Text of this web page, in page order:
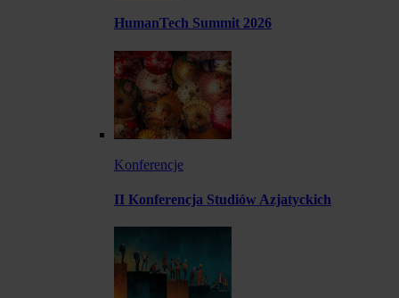
HumanTech Summit 2026
Konferencje
II Konferencja Studiów Azjatyckich